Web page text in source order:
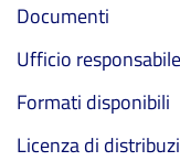
Documenti
Ufficio responsabile
Formati disponibili
Licenza di